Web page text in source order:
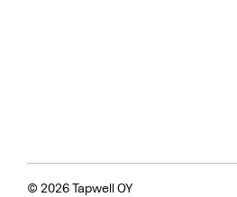
© 2026 Tapwell OY